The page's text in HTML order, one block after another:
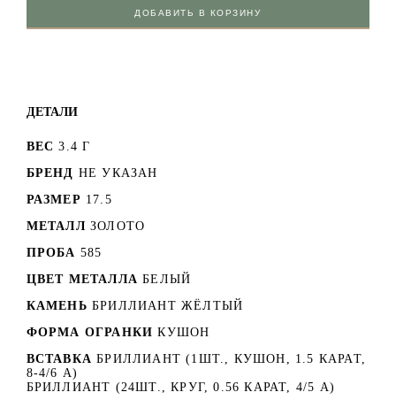
ДОБАВИТЬ В КОРЗИНУ
ДЕТАЛИ
ВЕС 3.4 Г
БРЕНД НЕ УКАЗАН
РАЗМЕР 17.5
МЕТАЛЛ ЗОЛОТО
ПРОБА 585
ЦВЕТ МЕТАЛЛА БЕЛЫЙ
КАМЕНЬ БРИЛЛИАНТ ЖЁЛТЫЙ
ФОРМА ОГРАНКИ КУШОН
ВСТАВКА БРИЛЛИАНТ (1ШТ., КУШОН, 1.5 КАРАТ,
8-4/6 А)
БРИЛЛИАНТ (24ШТ., КРУГ, 0.56 КАРАТ, 4/5 А)